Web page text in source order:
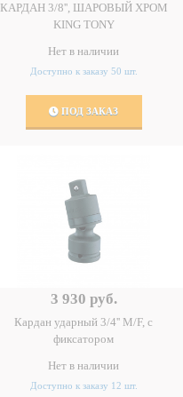
КАРДАН 3/8'', ШАРОВЫЙ ХРОМ
KING TONY
Нет в наличии
Доступно к заказу 50 шт.
ПОД ЗАКАЗ
3 930 руб.
Кардан ударный 3/4'' M/F, с
фиксатором
Нет в наличии
Доступно к заказу 12 шт.